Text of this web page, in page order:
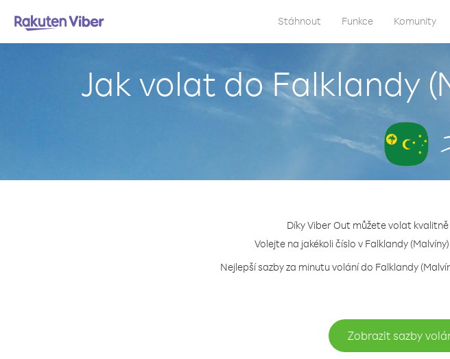
Stáhnout Funkce Komunity
Jak volat do Falklandy
Díky Viber Out můžete volat
Volejte na jakékoli číslo v Falklandy
Nejlepší sazby za minutu volání do Falklandy
Zobrazit sazby